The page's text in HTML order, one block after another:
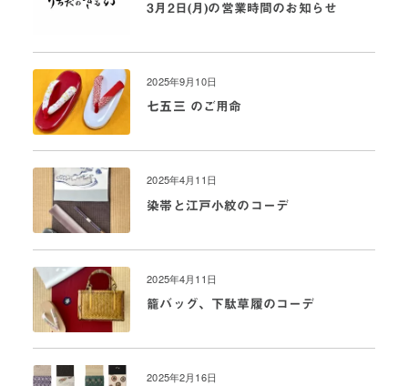
3月2日(月)の営業時間のお知らせ
2025年9月10日
七五三 のご用命
2025年4月11日
染帯と江戸小紋のコーデ
2025年4月11日
籠バッグ、下駄草履のコーデ
2025年2月16日